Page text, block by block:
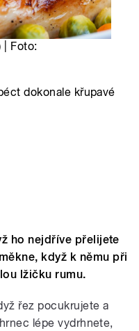
| Foto:
dokonale křupavé
ho nejdříve přelijete
když k němu při
lžičku rumu.
řez pocukrujete a
lépe vydrhnete,